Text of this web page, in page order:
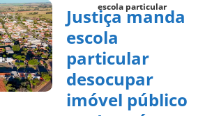
escola particular
Justiça manda
escola
particular
desocupar
imóvel público